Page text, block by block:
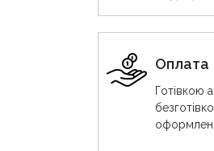
Оплата
Готівкою